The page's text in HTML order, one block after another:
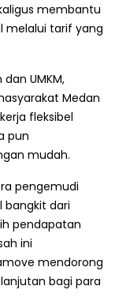
membantu
melalui tarif yang
UMKM,
Medan
fleksibel
pun
mudah.
pengemudi
bangkit dari
pendapatan
ini
mendorong
bagi para